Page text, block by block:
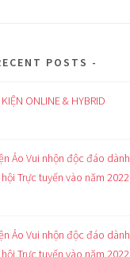
POSTS
ONLINE & HYBRID
Ảo Vui nhộn độc đáo dành
Trực tuyến vào năm 2022
Ảo Vui nhộn độc đáo dành
Trực tuyến vào năm 2022